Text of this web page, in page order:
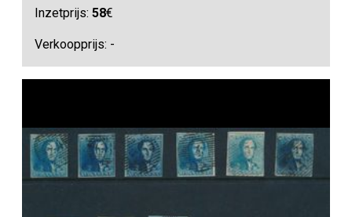
Inzetprijs:58€
Verkoopprijs: -